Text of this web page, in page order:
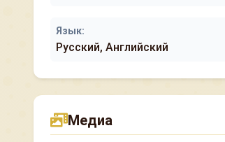
Язык:
Русский, Английский
Медиа